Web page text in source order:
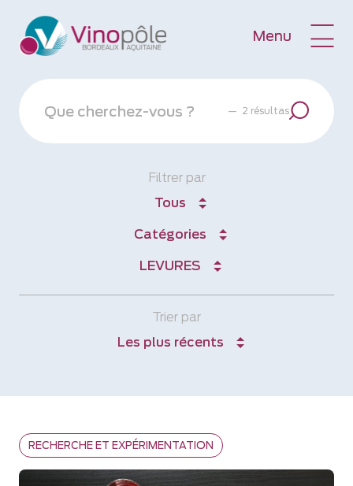
Menu
— 2 résultas
Filtrer par
Tous
Catégories
LEVURES
Trier par
Les plus récents
RECHERCHE ET EXPÉRIMENTATION